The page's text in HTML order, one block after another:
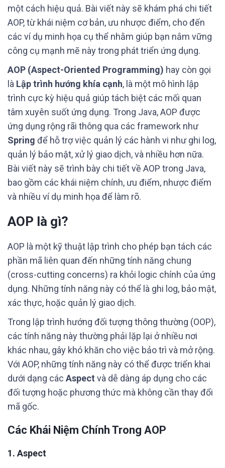
một cách hiệu quả. Bài viết này sẽ khám phá chi tiết
AOP, từ khái niệm cơ bản, ưu nhược điểm, cho đến
các ví dụ minh họa cụ thể nhằm giúp bạn nắm vững
công cụ mạnh mẽ này trong phát triển ứng dụng.
AOP (Aspect-Oriented Programming) hay còn gọi
là Lập trình hướng khía cạnh, là một mô hình lập
trình cực kỳ hiệu quả giúp tách biệt các mối quan
tâm xuyên suốt ứng dụng. Trong Java, AOP được
ứng dụng rộng rãi thông qua các framework như
Spring để hỗ trợ việc quản lý các hành vi như ghi log,
quản lý bảo mật, xử lý giao dịch, và nhiều hơn nữa.
Bài viết này sẽ trình bày chi tiết về AOP trong Java,
bao gồm các khái niệm chính, ưu điểm, nhược điểm
và nhiều ví dụ minh họa để làm rõ.
AOP là gì?
AOP là một kỹ thuật lập trình cho phép bạn tách các
phần mã liên quan đến những tính năng chung
(cross-cutting concerns) ra khỏi logic chính của ứng
dụng. Những tính năng này có thể là ghi log, bảo mật,
xác thực, hoặc quản lý giao dịch.
Trong lập trình hướng đối tượng thông thường (OOP),
các tính năng này thường phải lặp lại ở nhiều nơi
khác nhau, gây khó khăn cho việc bảo trì và mở rộng.
Với AOP, những tính năng này có thể được triển khai
dưới dạng các Aspect và dễ dàng áp dụng cho các
đối tượng hoặc phương thức mà không cần thay đổi
mã gốc.
Các Khái Niệm Chính Trong AOP
1. Aspect